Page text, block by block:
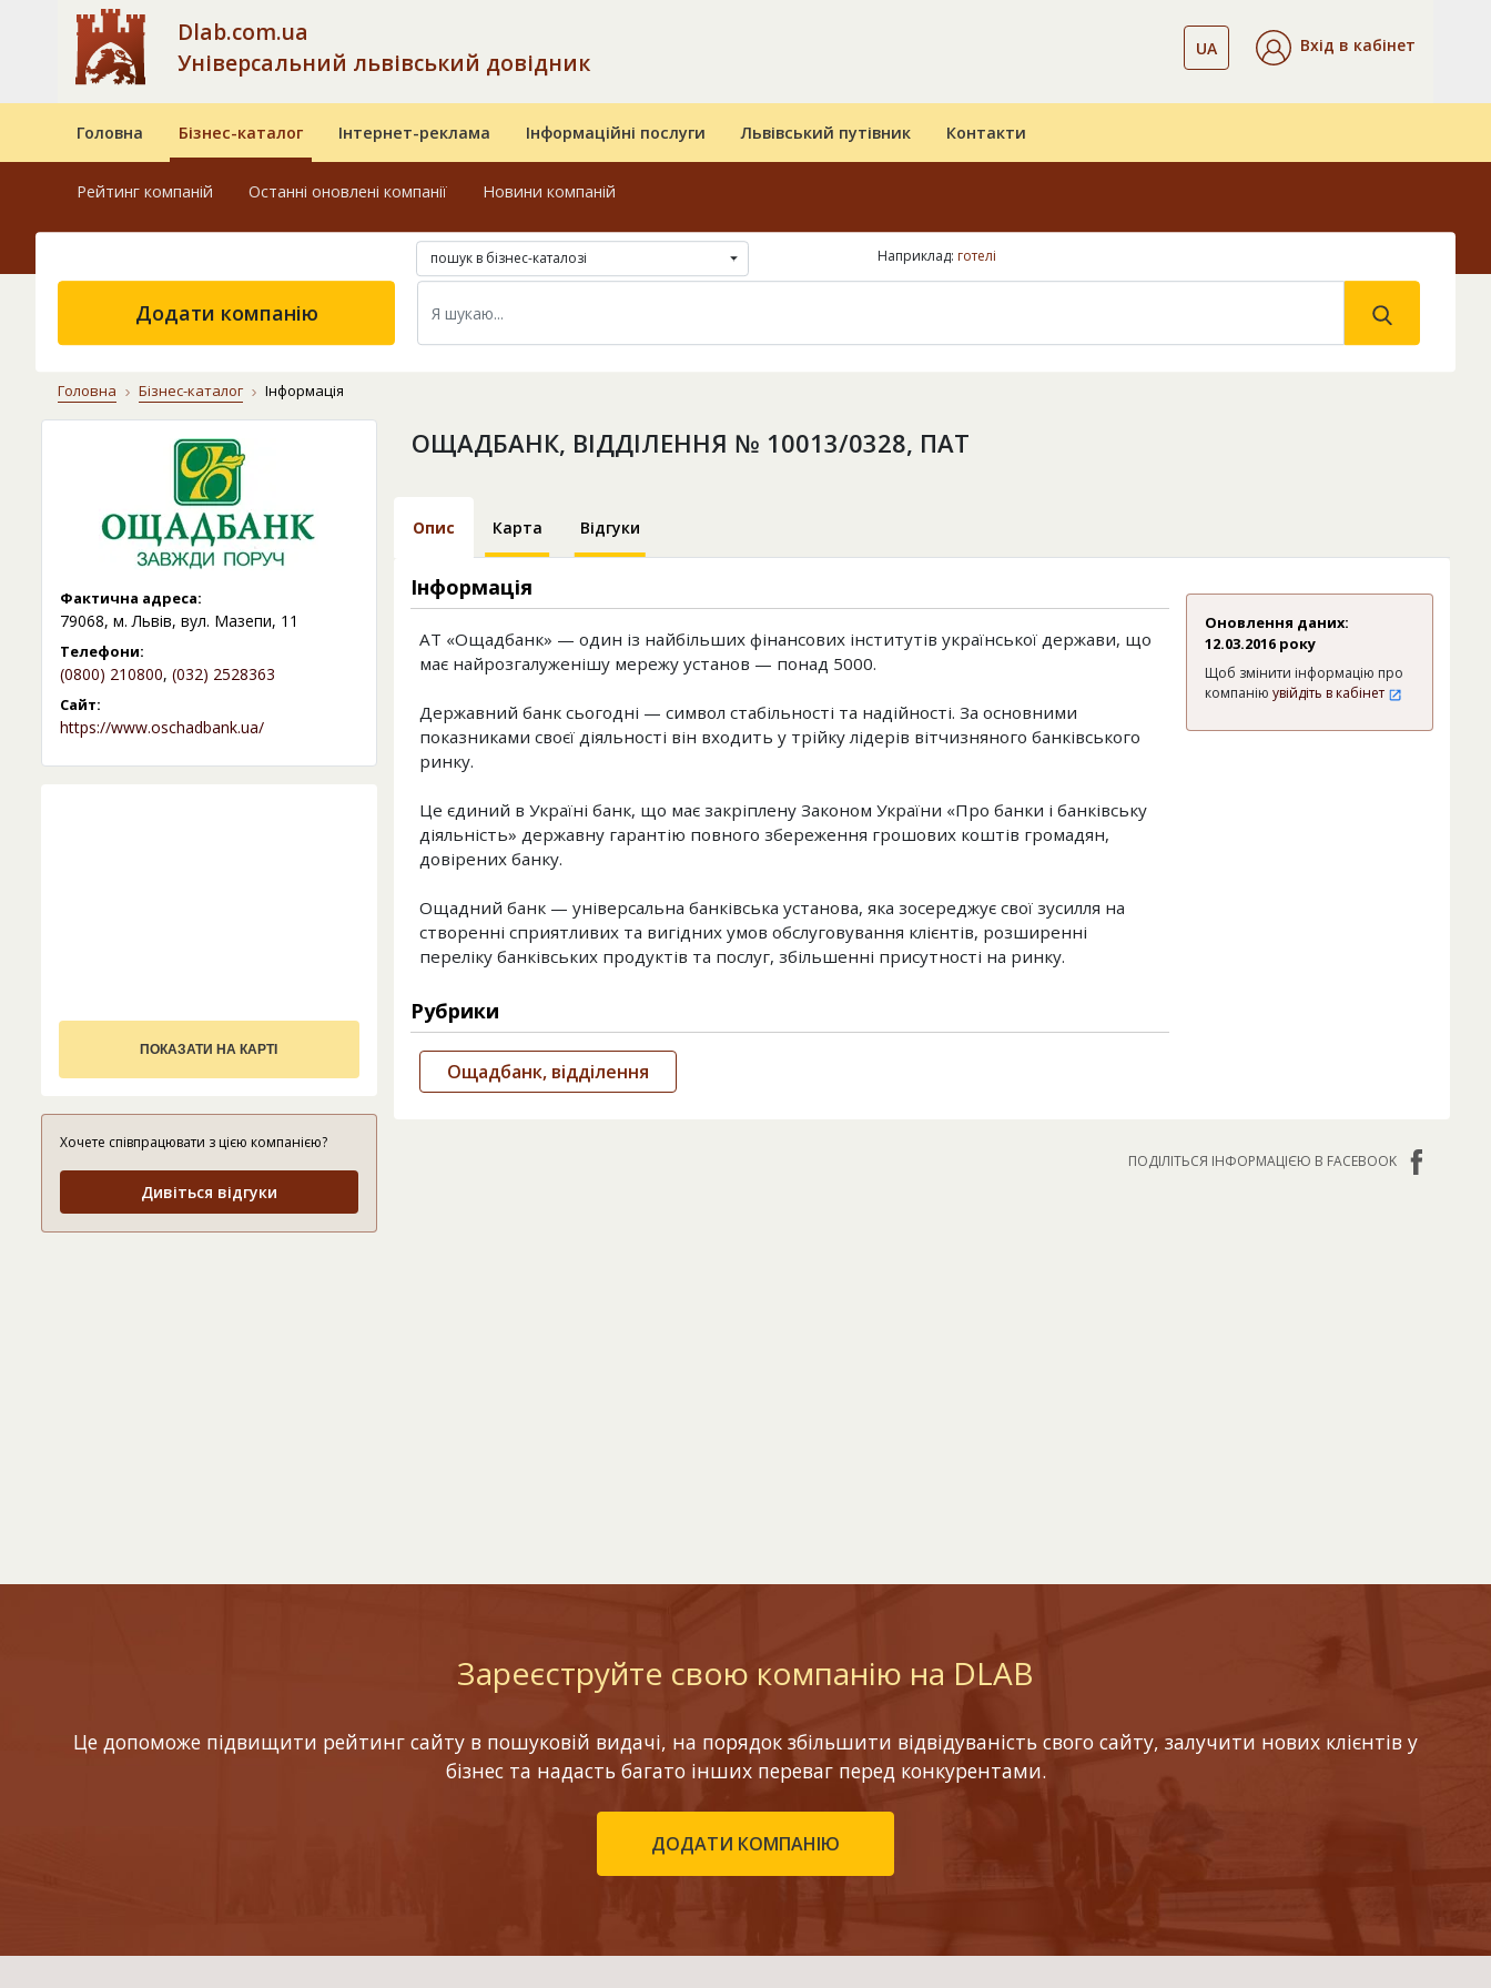
Dlab.com.ua
Універсальний львівський довідник
UA Вхід в кабінет
Головна Бізнес-каталог Інтернет-реклама Інформаційні послуги Львівський путівник Контакти
Рейтинг компаній Останні оновлені компанії Новини компаній
пошук в бізнес-каталозі Наприклад: готелі
Додати компанію
Головна Бізнес-каталог Інформація
Фактична адреса:
79068, м. Львів, вул. Мазепи, 11
Телефони:
(0800) 210800, (032) 2528363
Сайт:
https://www.oschadbank.ua/
ПОКАЗАТИ НА КАРТІ
Хочете співпрацювати з цією компанією?
Дивіться відгуки
ОЩАДБАНК, ВІДДІЛЕННЯ № 10013/0328, ПАТ
Опис Карта Відгуки
Інформація
АТ «Ощадбанк» — один із найбільших фінансових інститутів української держави, що
має найрозгалуженішу мережу установ — понад 5000.
Державний банк сьогодні — символ стабільності та надійності. За основними
показниками своєї діяльності він входить у трійку лідерів вітчизняного банківського
ринку.
Це єдиний в Україні банк, що має закріплену Законом України «Про банки і банківську
діяльність» державну гарантію повного збереження грошових коштів громадян,
довірених банку.
Ощадний банк — універсальна банківська установа, яка зосереджує свої зусилля на
створенні сприятливих та вигідних умов обслуговування клієнтів, розширенні
переліку банківських продуктів та послуг, збільшенні присутності на ринку.
Рубрики
Ощадбанк, відділення
Оновлення даних:
12.03.2016 року
Щоб змінити інформацію про
компанію увійдіть в кабінет
ПОДІЛІТЬСЯ ІНФОРМАЦІЄЮ В FACEBOOK
Зареєструйте свою компанію на DLAB
Це допоможе підвищити рейтинг сайту в пошуковій видачі, на порядок збільшити відвідуваність свого сайту, залучити нових клієнтів у
бізнес та надасть багато інших переваг перед конкурентами.
ДОДАТИ КОМПАНІЮ